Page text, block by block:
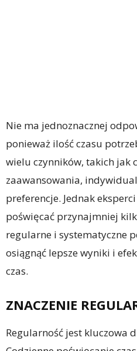
Nie ma jednoznacznej
ponieważ ilość czasu
wielu czynników, takich jak
zaawansowania,
preferencje. Jednak
poświęcać przynajmniej
regularne i systematyczne
osiągnąć lepsze wyniki i
czas.
ZNACZENIE
Regularność jest kluczowa